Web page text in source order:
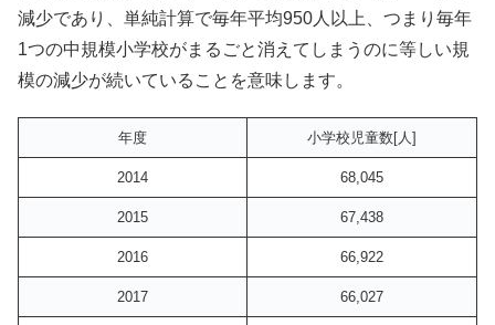
減少であり、単純計算で毎年平均950人以上、つまり毎年
1つの中規模小学校がまるごと消えてしまうのに等しい規
模の減少が続いていることを意味します。
年度 小学校児童数[人]
2014 68,045
2015 67,438
2016 66,922
2017 66,027